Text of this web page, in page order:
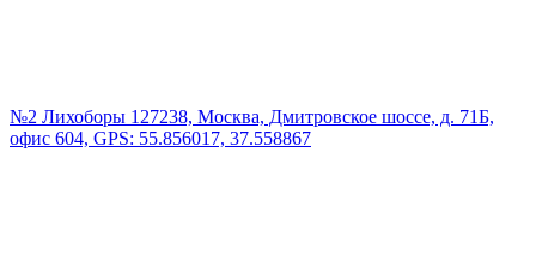
№2 Лихоборы 127238, Москва, Дмитровское шоссе, д. 71Б,
офис 604, GPS: 55.856017, 37.558867